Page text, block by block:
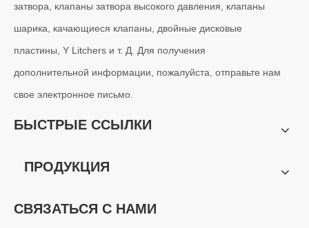
затвора, клапаны затвора высокого давления, клапаны
шарика, качающиеся клапаны, двойные дисковые
пластины, Y Litchers и т. Д. Для получения
дополнительной информации, пожалуйста, отправьте нам
свое электронное письмо.
БЫСТРЫЕ ССЫЛКИ
ПРОДУКЦИЯ
СВЯЗАТЬСЯ С НАМИ